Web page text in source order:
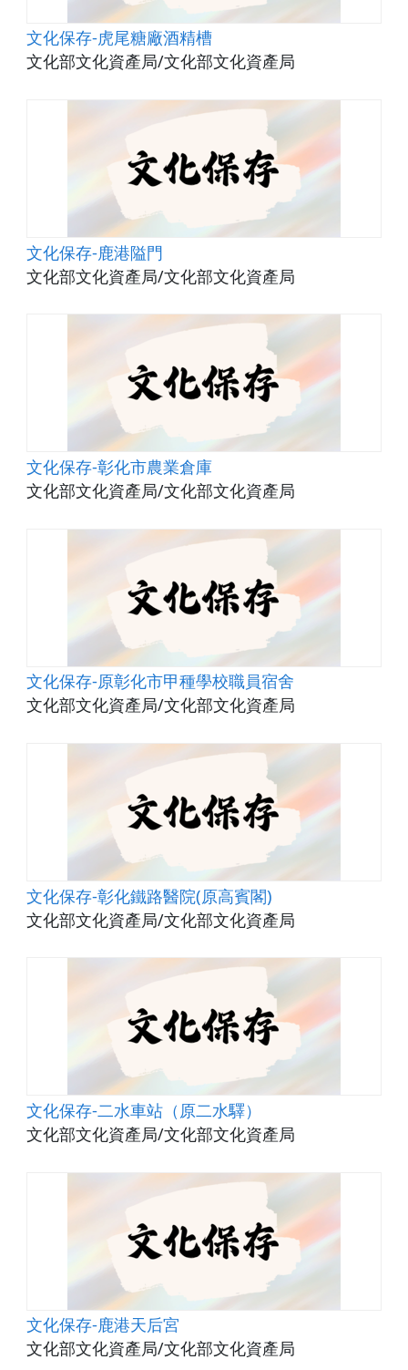
文化保存-虎尾糖廠酒精槽
文化部文化資產局/文化部文化資產局
文化保存-鹿港隘門
文化部文化資產局/文化部文化資產局
文化保存-彰化市農業倉庫
文化部文化資產局/文化部文化資產局
文化保存-原彰化市甲種學校職員宿舍
文化部文化資產局/文化部文化資產局
文化保存-彰化鐵路醫院(原高賓閣)
文化部文化資產局/文化部文化資產局
文化保存-二水車站（原二水驛）
文化部文化資產局/文化部文化資產局
文化保存-鹿港天后宮
文化部文化資產局/文化部文化資產局